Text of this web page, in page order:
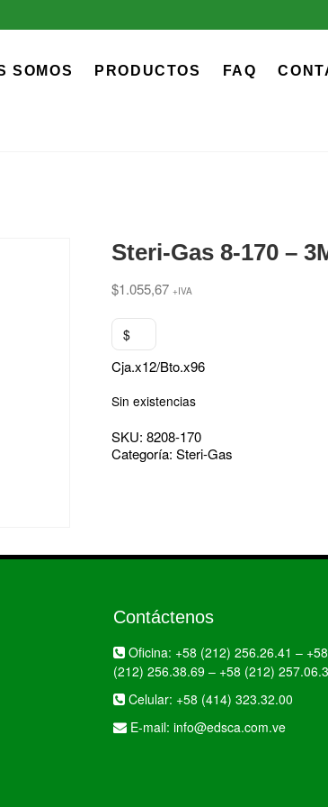
EDS, C.A.
SOMOS PRODUCTOS FAQ
Steri-Gas 8-170 –
$1.055,67 +IVA
$
Cja.x12/Bto.x96
Sin existencias
SKU: 8208-170
Categoría: Steri-Gas
Contáctenos
Oficina: +58 (212) 256.26.41 – +58
(212) 256.38.69 – +58 (212)
Celular: +58 (414) 323.32.00
E-mail: info@edsca.com.ve